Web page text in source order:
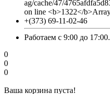
ag/cache/47/
on line <b>1322</
+(373) 69-11-02-46
Работаем с 9:00 до
0
0
0
Ваша корзина пуста!